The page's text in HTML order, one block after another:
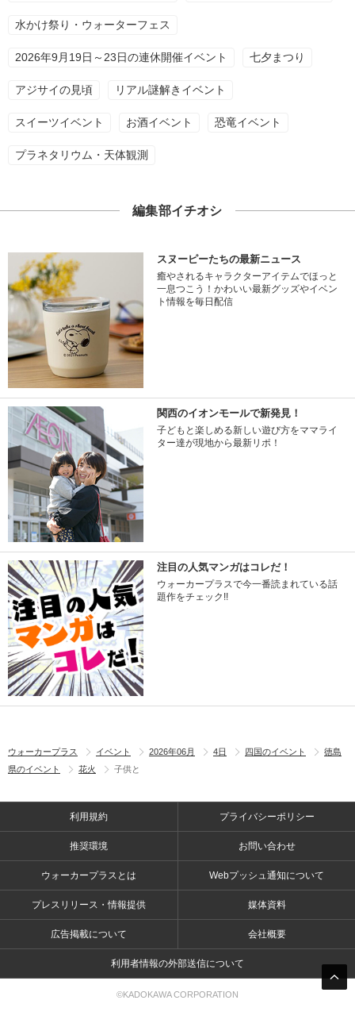
水かけ祭り・ウォーターフェス
2026年9月19日～23日の連休開催イベント 七夕まつり
アジサイの見頃 リアル謎解きイベント
スイーツイベント お酒イベント 恐竜イベント
プラネタリウム・天体観測
編集部イチオシ
スヌーピーたちの最新ニュース
癒やされるキャラクターアイテムでほっと
一息つこう！かわいい最新グッズやイベン
ト情報を毎日配信
関西のイオンモールで新発見！
子どもと楽しめる新しい遊び方をママライ
ター達が現地から最新リポ！
注目の人気マンガはコレだ！
ウォーカープラスで今一番読まれている話
題作をチェック!!
ウォーカープラス イベント 2026年06月 4日 四国のイベント
徳島
県のイベント
花火 子供と
利用規約 プライバシーポリシー
推奨環境 お問い合わせ
ウォーカープラスとは Webプッシュ通知について
プレスリリース・情報提供 媒体資料
広告掲載について 会社概要
利用者情報の外部送信について
©KADOKAWA CORPORATION